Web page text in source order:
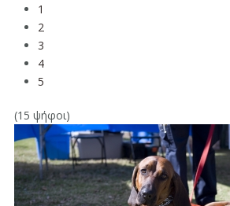
1
2
3
4
5
(15 ψήφοι)